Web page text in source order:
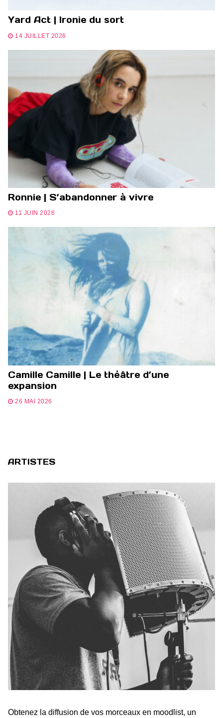
Yard Act | Ironie du sort
14 JUILLET 2026
Ronnie | S’abandonner à vivre
11 JUIN 2026
Camille Camille | Le théâtre d’une
expansion
26 MAI 2026
ARTISTES
Obtenez la diffusion de vos morceaux en moodlist, un